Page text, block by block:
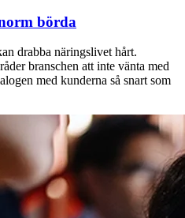
börda
drabba näringslivet hårt.
branschen att inte vänta med
med kunderna så snart som